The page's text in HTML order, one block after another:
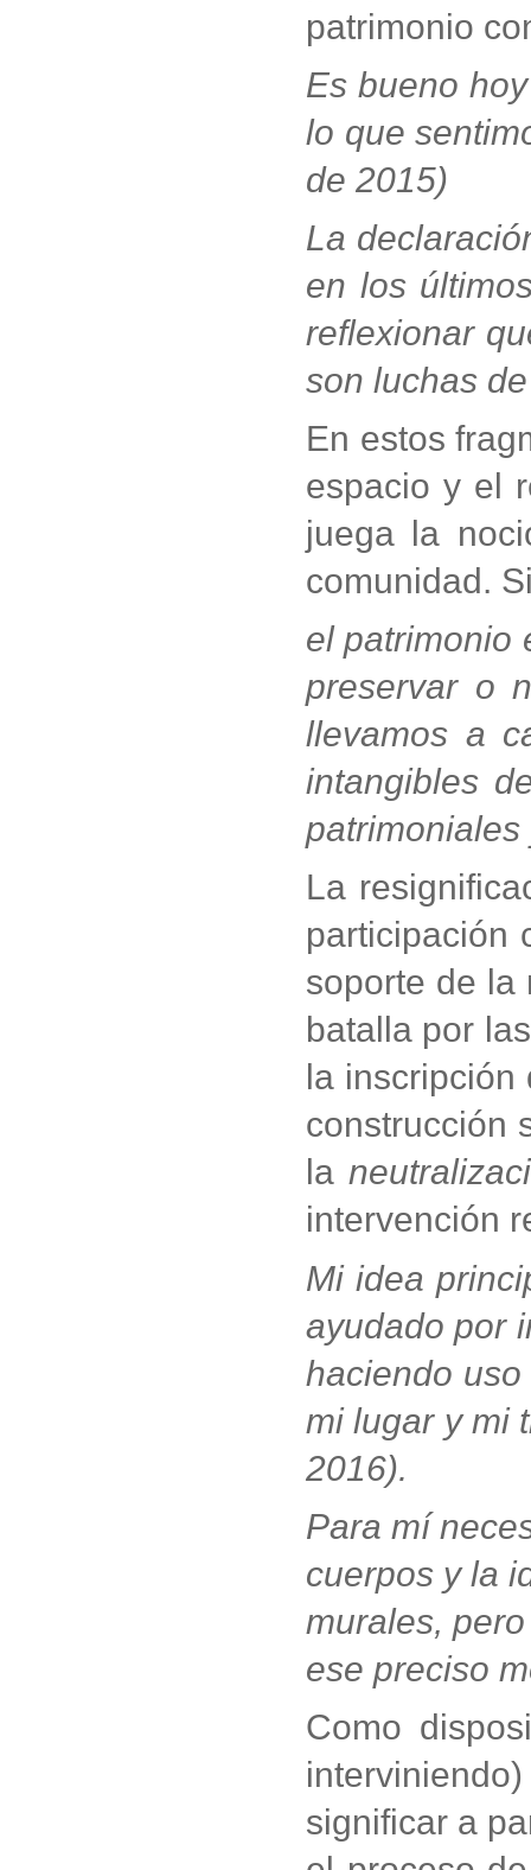
patrimonio
Es bueno
lo que
de 2015)
La
en los
reflexionar
son luchas
En estos
espacio y el
juega la
comunidad.
el patrimonio
preservar o
llevamos a
intangibles
patrimoniales
La
participación
soporte de la
batalla por
la
construcción
la
intervención
Mi idea
ayudado por
haciendo
mi lugar y mi
2016).
Para mí
cuerpos y la
murales,
ese preciso
Como
significar a